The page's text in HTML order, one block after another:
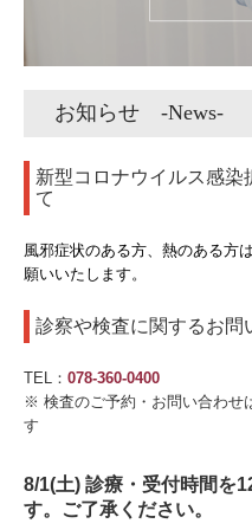
お知らせ -News-
新型コロナウイルス感染
て
風邪症状のある方、熱のある方
願いいたします。
診察や検査に関するお問
TEL： 078-360-0400
※ 検査のご予約・お問い合わせ
8/1(土) 診療・ 受付時間を
す。ご了承ください。